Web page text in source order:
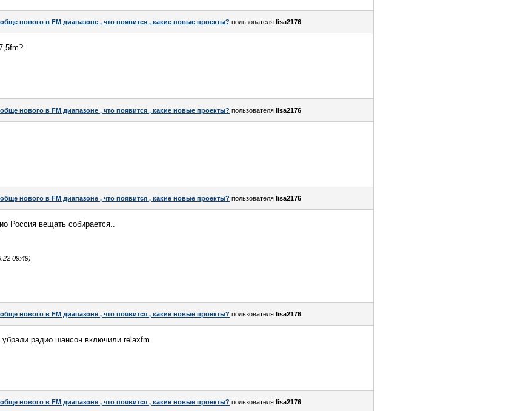
нового в FM диапазоне , что появится , какие новые проекты? пользователя lisa2176
нового в FM диапазоне , что появится , какие новые проекты? пользователя lisa2176
нового в FM диапазоне , что появится , какие новые проекты? пользователя lisa2176
Россия вещать собирается..
09:49)
нового в FM диапазоне , что появится , какие новые проекты? пользователя lisa2176
радио шансон включили relaxfm
нового в FM диапазоне , что появится , какие новые проекты? пользователя lisa2176